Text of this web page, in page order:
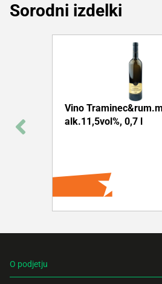
Sorodni izdelki
Vino
alk.11,5vol%, 0,7 l
O podjetju